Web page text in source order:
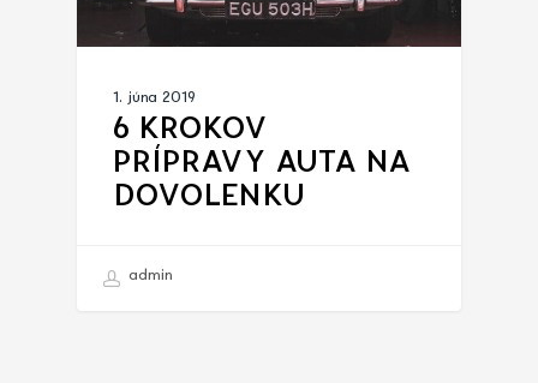
1. júna 2019
6 KROKOV
PRÍPRAVY AUTA NA
DOVOLENKU
admin